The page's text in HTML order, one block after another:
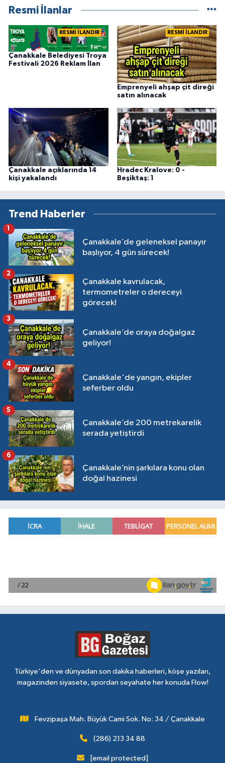
Resmi İlanlar
RESMİ İLANDIR
Çanakkale Belediyesi Troya
Festivali 2026 Reklam İlan
RESMİ İLANDIR
Emprenyeli ahşap çit direği
satın alınacak
Çanakkale açıklarında 14
kişi yakalandı
Hradec Kralove: 0 -
Beşiktaş: 1
Trend Haberler
Çanakkale’de geleneksel panayır
başlıyor, 4 gün sürecek!
Çanakkale kavrulacak,
termometreler o dereceyi
görecek!
2
Çanakkale’de oraya doğalgaz
geliyor!
3
Çanakkale'de yangın, ekipler
seferber oldu
4
Çanakkale’de 200 metrekarelik
serada yetiştirdi
5
Çanakkale’nin şarkılara konu olan
doğal hazinesi
6
Türkiye'den ve dünyadan son dakika haberleri, köşe yazıları,
magazinden siyasete, spordan seyahate her konuda Flow!
Fevzipaşa Mah. Büyük Cami Sok. No: 34 / Çanakkale
(286) 213 34 88
[email protected]